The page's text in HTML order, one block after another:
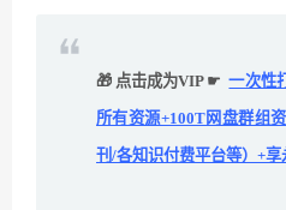
🎁 点击成为VIP ☛ 一次性
所有资源+100T网盘群组
刊/各知识付费平台等）+